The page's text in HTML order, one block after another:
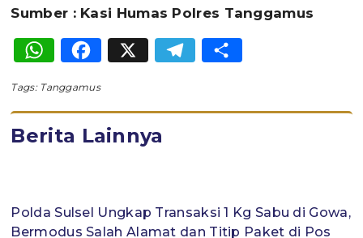
Sumber : Kasi Humas Polres Tanggamus
WhatsApp
Facebook
X Telegram
Tags: Tanggamus
Berita Lainnya
Polda Sulsel Ungkap Transaksi 1 Kg Sabu di Gowa,
Bermodus Salah Alamat dan Titip Paket di Pos